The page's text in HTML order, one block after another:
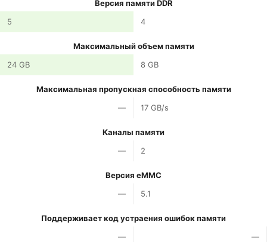
Версия памяти DDR
5
4
Максимальный объем памяти
24 GB
8 GB
Максимальная пропускная способность памяти
—
17 GB/s
Каналы памяти
—
2
Версия eMMC
—
5.1
Поддерживает код устраения ошибок памяти
—
—